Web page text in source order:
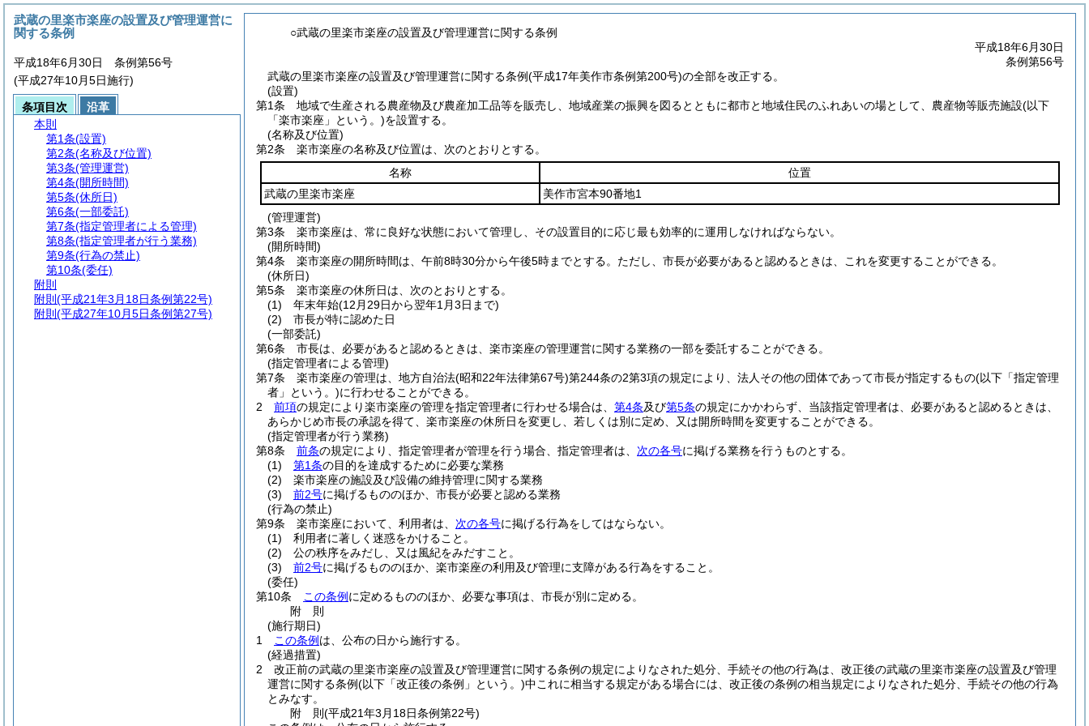
○武蔵の里楽市楽座の設置及び管理運営に関する条例
平成18年6月30日
条例第56号
武蔵の里楽市楽座の設置及び管理運営に関する条例(平成17年美作市条例第200号)の全部を改正する。
(設置)
第1条
地域で生産される農産物及び農産加工品等を販売し、地域産業の振興を図るとともに都市と地域住民のふれあいの場として、農産物等販売施設(以下
「楽市楽座」という。)を設置する。
(名称及び位置)
第2条
楽市楽座の名称及び位置は、次のとおりとする。
名称
位置
武蔵の里楽市楽座
美作市宮本90番地1
(管理運営)
第3条
楽市楽座は、常に良好な状態において管理し、その設置目的に応じ最も効率的に運用しなければならない。
(開所時間)
第4条
楽市楽座の開所時間は、午前8時30分から午後5時までとする。 ただし、市長が必要があると認めるときは、これを変更することができる。
(休所日)
第5条
楽市楽座の休所日は、次のとおりとする。
(1)
年末年始(12月29日から翌年1月3日まで)
(2)
市長が特に認めた日
(一部委託)
第6条
市長は、必要があると認めるときは、楽市楽座の管理運営に関する業務の一部を委託することができる。
(指定管理者による管理)
第7条
楽市楽座の管理は、地方自治法(昭和22年法律第67号)第244条の2第3項の規定により、法人その他の団体であって市長が指定するもの(以下「指定管理
者」という。)に行わせることができる。
2
前項の規定により楽市楽座の管理を指定管理者に行わせる場合は、 第4条及び第5条の規定にかかわらず、当該指定管理者は、必要があると認めるときは、
あらかじめ市長の承認を得て、楽市楽座の休所日を変更し、若しくは別に定め、又は開所時間を変更することができる。
(指定管理者が行う業務)
第8条
前条の規定により、指定管理者が管理を行う場合、指定管理者は、 次の各号に掲げる業務を行うものとする。
(1)
第1条の目的を達成するために必要な業務
(2)
楽市楽座の施設及び設備の維持管理に関する業務
(3)
前2号に掲げるもののほか、市長が必要と認める業務
(行為の禁止)
第9条
楽市楽座において、利用者は、 次の各号に掲げる行為をしてはならない。
(1)
利用者に著しく迷惑をかけること。
(2)
公の秩序をみだし、又は風紀をみだすこと。
(3)
前2号に掲げるもののほか、楽市楽座の利用及び管理に支障がある行為をすること。
(委任)
第10条
この条例 に定めるもののほか、必要な事項は、市長が別に定める。
附 則
(施行期日)
1
この条例 は、公布の日から施行する。
(経過措置)
2
改正前の武蔵の里楽市楽座の設置及び管理運営に関する条例の規定によりなされた処分、手続その他の行為は、改正後の武蔵の里楽市楽座の設置及び管理
運営に関する条例(以下「改正後の条例」という。)中これに相当する規定がある場合には、改正後の条例の相当規定によりなされた処分、手続その他の行為
とみなす。
附 則(平成21年3月18日条例第22号)
武蔵の里楽市楽座の設置及び管理運営に
関する条例
平成18年6月30日 条例第56号
(平成27年10月5日施行)
条項目次
沿革
本則
第1条(設置)
第2条(名称及び位置)
第3条(管理運営)
第4条(開所時間)
第5条(休所日)
第6条(一部委託)
第7条(指定管理者による管理)
第8条(指定管理者が行う業務)
第9条(行為の禁止)
第10条(委任)
附則
附則 (平成21年3月18日条例第22号)
附則 (平成27年10月5日条例第27号)